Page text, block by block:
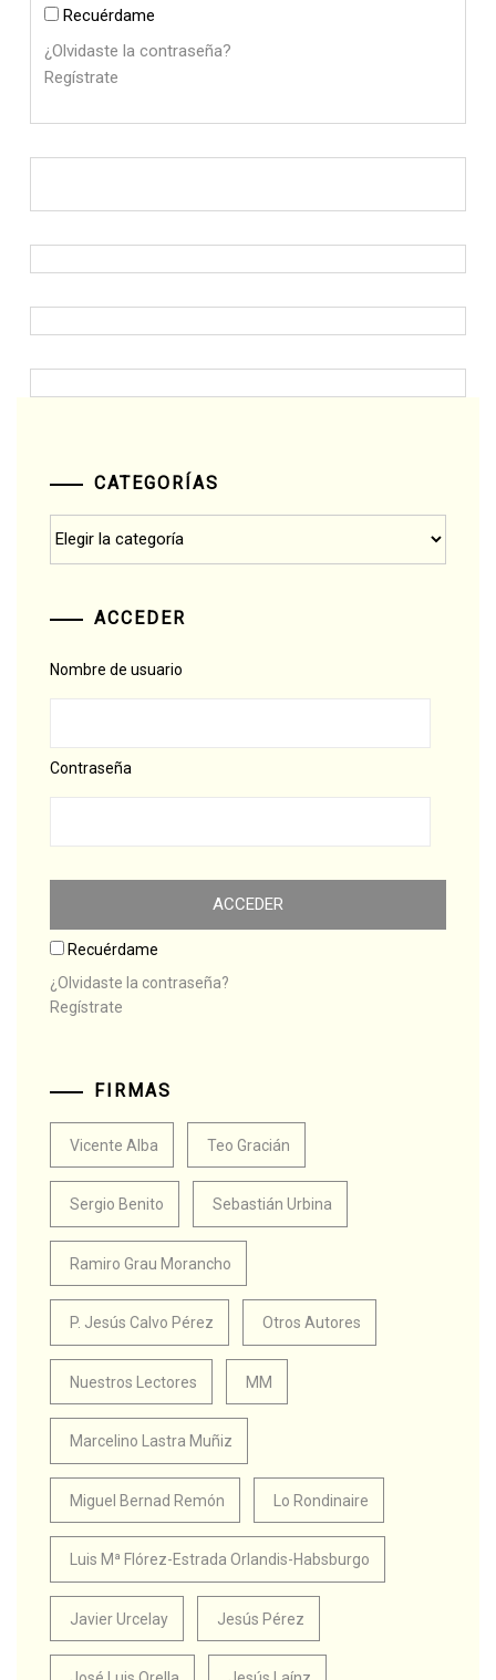
Recuérdame
¿Olvidaste la contraseña?
Regístrate
CATEGORÍAS
ACCEDER
Nombre de usuario
Contraseña
Recuérdame
¿Olvidaste la contraseña?
Regístrate
FIRMAS
Vicente Alba Teo Gracián
Sergio Benito Sebastián Urbina
Ramiro Grau Morancho
P. Jesús Calvo Pérez Otros Autores
Nuestros Lectores MM
Marcelino Lastra Muñiz
Miguel Bernad Remón Lo Rondinaire
Luis Mª Flórez-Estrada Orlandis-Habsburgo
Javier Urcelay Jesús Pérez